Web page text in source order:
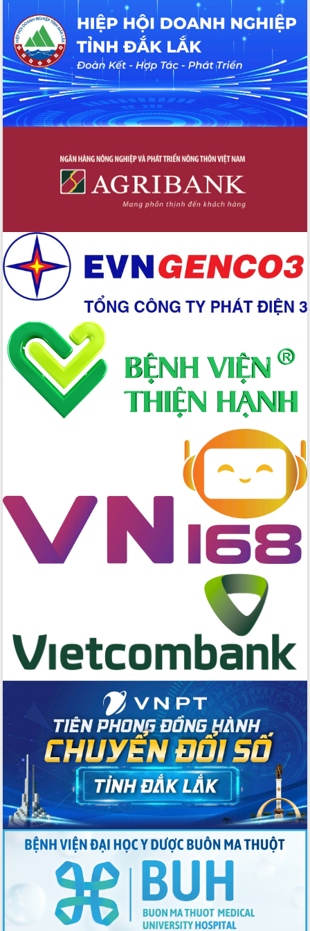
Tháo gỡ những vướng mắc, đẩy mạnh
công tác cải cách thủ tục hành chính
tại Trung tâm Phục vụ hành chính
công tỉnh
Đắk Lắk: Tôn vinh 46 giải pháp tại Hội
thi Sáng tạo Kỹ thuật 2024 - 2025
Đắk Lắk rà soát, điều chỉnh Đề án 190
về phát triển nuôi trồng thủy sản
Dự án cao tốc Khánh Hòa - Buôn Ma
Định vị cà phê Việt Nam như một “di
sản sống” trong dòng chảy toàn cầu
sống người dân từ những mô hình thiết
Quyết liệt tháo gỡ vướng mắc, đẩy
nhanh tiến độ các dự án trọng điểm
trong Khu kinh tế Nam Phú Yên
Hòn Yến phát triển du lịch gắn với bảo
tồn biển
Lấy ý kiến điều chỉnh Quy hoạch tỉnh
Đắk Lắk thời kỳ 2021-2030, tầm nhìn
đến năm 2050
Phát động chiến dịch 30 ngày đêm
giải phóng mặt bằng Tuyến đường bộ
chuyển đổi số giai đoạn 2026 – 2030
với Tập đoàn Bưu chính Viễn thông
Việt Nam
Thứ trưởng Bộ Y tế làm việc với tỉnh
Đắk Lắk về phát triển nhân lực y tế
cho trạm y tế cấp xã
trong thương mại điện tử năm 2026
Đoàn đại biểu Quốc hội tỉnh Đắk Lắk
trao đổi thông tin trước Kỳ họp thứ
Quyết liệt cải cách hành chính, khơi
thông nguồn lực phát triển
Nâng cao hiệu lực, hiệu quả HĐND
tỉnh thông qua hiện đại hóa hành chính
Xã Ea Phê gắn cải cách hành chính với
chuyển đổi số
Phó Chủ tịch Thường trực UBND tỉnh
Hồ Thị Nguyên Thảo làm việc tại Trung
tâm Phục vụ hành chính công xã Ea
Phê
Xây dựng nền hành chính số đồng
hành cùng nông dân dân, doanh nghiệp
Giai đoạn 2026-2030, Đắk Lắk phấn
đấu có 77% xã đạt chuẩn nông thôn